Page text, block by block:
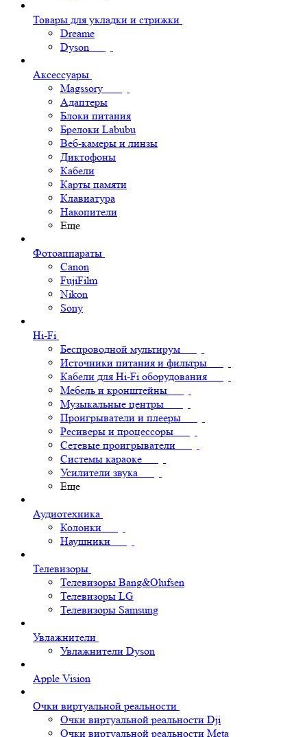
Товары для укладки и стрижки
Dreame
Dyson
Аксессуары
Magssory
Адаптеры
Блоки питания
Брелоки Labubu
Веб-камеры и линзы
Диктофоны
Кабели
Карты памяти
Клавиатура
Накопители
Еще
Фотоаппараты
Canon
FujiFilm
Nikon
Sony
Hi-Fi
Беспроводной мультирум
Источники питания и фильтры
Кабели для Hi-Fi оборудования
Мебель и кронштейны
Музыкальные центры
Проигрыватели и плееры
Ресиверы и процессоры
Сетевые проигрыватели
Системы караоке
Усилители звука
Еще
Аудиотехника
Колонки
Наушники
Телевизоры
Телевизоры Bang&Olufsen
Телевизоры LG
Телевизоры Samsung
Увлажнители
Увлажнители Dyson
Apple Vision
Очки виртуальной реальности
Очки виртуальной реальности Dji
Очки виртуальной реальности Meta